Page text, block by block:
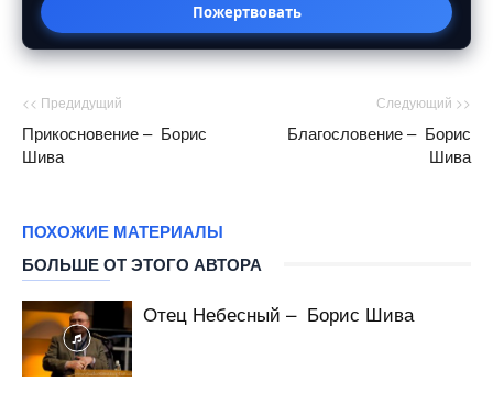
Пожертвовать
<< Предидущий
Прикосновение – Борис
Шива
Следующий >>
Благословение – Борис
Шива
ПОХОЖИЕ МАТЕРИАЛЫ
БОЛЬШЕ ОТ ЭТОГО АВТОРА
Отец Небесный – Борис Шива